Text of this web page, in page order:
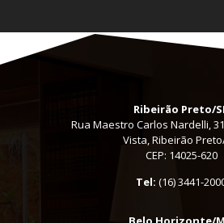
Ribeirão Preto/
Rua Maestro Carlos Nardelli,
Vista, Ribeirão
CEP: 14025-620
Tel: (16) 3441-